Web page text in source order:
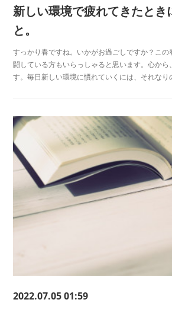
新しい環境で疲れてきたとき
と。
すっかり春ですね。いかがお過ごしですか？こ
闘している方もいらっしゃると思います。心から
す。毎日新しい環境に慣れていくには、それなり
2022.07.05 01:59